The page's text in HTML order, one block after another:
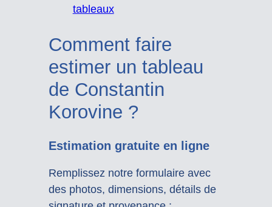
tableaux
Comment faire
estimer un tableau
de Constantin
Korovine ?
Estimation gratuite en ligne
Remplissez notre formulaire avec
des photos, dimensions, détails de